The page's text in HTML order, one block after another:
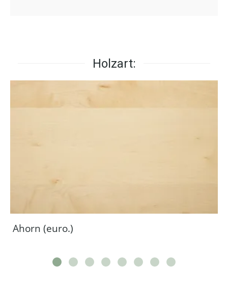
Holzart:
Ahorn (euro.)